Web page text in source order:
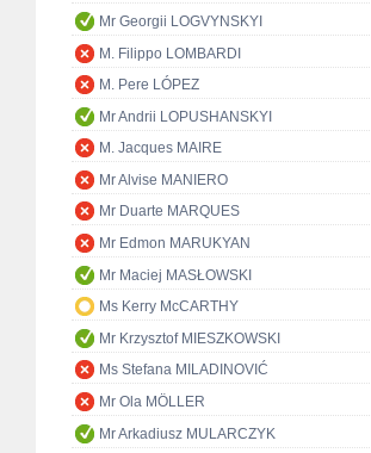
Mr Georgii LOGVYNSKYI
M. Filippo LOMBARDI
M. Pere LÓPEZ
Mr Andrii LOPUSHANSKYI
M. Jacques MAIRE
Mr Alvise MANIERO
Mr Duarte MARQUES
Mr Edmon MARUKYAN
Mr Maciej MASŁOWSKI
Ms Kerry McCARTHY
Mr Krzysztof MIESZKOWSKI
Ms Stefana MILADINOVIĆ
Mr Ola MÖLLER
Mr Arkadiusz MULARCZYK